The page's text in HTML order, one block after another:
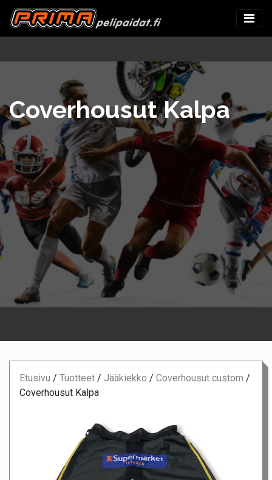
Coverhousut Kalpa
Etusivu / Tuotteet / Jääkiekko / Coverhousut custom /
Coverhousut Kalpa